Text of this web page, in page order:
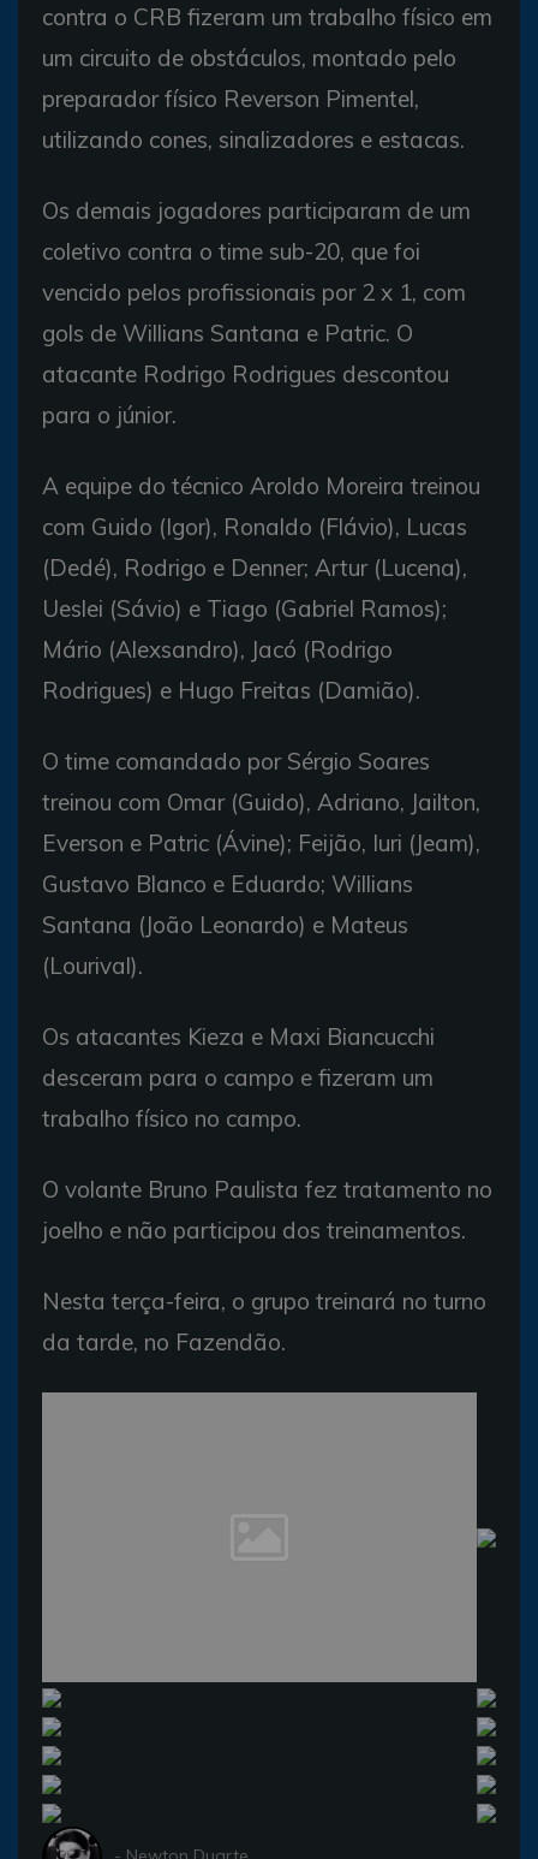
contra o CRB fizeram um trabalho físico em
um circuito de obstáculos, montado pelo
preparador físico Reverson Pimentel,
utilizando cones, sinalizadores e estacas.
Os demais jogadores participaram de um
coletivo contra o time sub-20, que foi
vencido pelos profissionais por 2 x 1, com
gols de Willians Santana e Patric. O
atacante Rodrigo Rodrigues descontou
para o júnior.
A equipe do técnico Aroldo Moreira treinou
com Guido (Igor), Ronaldo (Flávio), Lucas
(Dedé), Rodrigo e Denner; Artur (Lucena),
Ueslei (Sávio) e Tiago (Gabriel Ramos);
Mário (Alexsandro), Jacó (Rodrigo
Rodrigues) e Hugo Freitas (Damião).
O time comandado por Sérgio Soares
treinou com Omar (Guido), Adriano, Jailton,
Everson e Patric (Ávine); Feijão, Iuri (Jeam),
Gustavo Blanco e Eduardo; Willians
Santana (João Leonardo) e Mateus
(Lourival).
Os atacantes Kieza e Maxi Biancucchi
desceram para o campo e fizeram um
trabalho físico no campo.
O volante Bruno Paulista fez tratamento no
joelho e não participou dos treinamentos.
Nesta terça-feira, o grupo treinará no turno
da tarde, no Fazendão.